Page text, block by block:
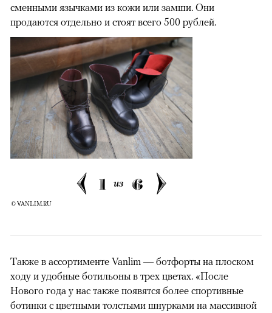
сменными язычками из кожи или замши. Они
продаются отдельно и стоят всего 500 рублей.
1 из 6
© VANLIM.RU
Также в ассортименте Vanlim — ботфорты на плоском
ходу и удобные ботильоны в трех цветах. «После
Нового года у нас также появятся более спортивные
ботинки с цветными толстыми шнурками на массивной